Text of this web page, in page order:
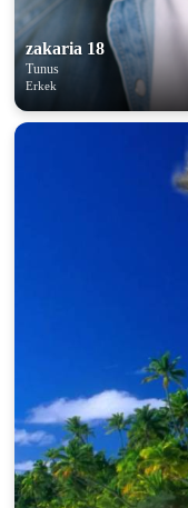
zakaria 18
Tunus
Erkek